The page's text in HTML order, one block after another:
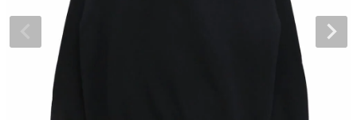
7.7inch
7.9inch
7.8inch
8.0inch
56mm
58mm
ボーンズ XF（エックスフォーミュラ）
ボーンズ STF（エスティーエフ）
パウエルペラルタ DF（ドラゴンフォーミュ
ベアリング
デッキテープ
ボルト
24cm
24.5cm
インソール
シューレース・その他
トレーナー・セーター
パンツ
ショーツ
ブランド紹介
INFO
スケートパーク情報
求人情報
プライバシーポリシー
特定商取引法に基づく表記